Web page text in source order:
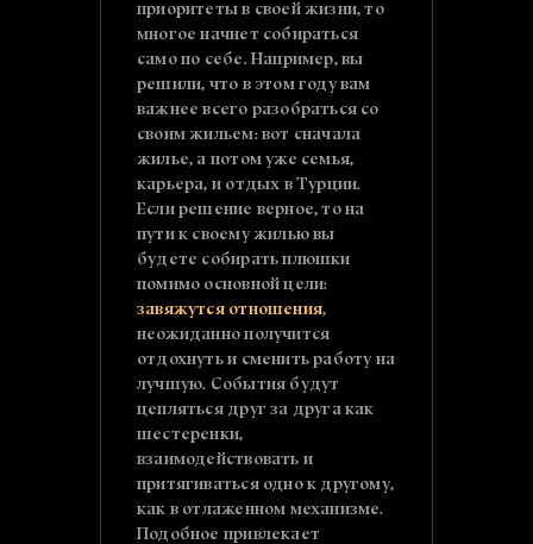
приоритеты в своей жизни, то
многое начнет собираться
само по себе. Например, вы
решили, что в этом году вам
важнее всего разобраться со
своим жильем: вот сначала
жилье, а потом уже семья,
карьера, и отдых в Турции.
Если решение верное, то на
пути к своему жилью вы
будете собирать плюшки
помимо основной цели:
завяжутся отношения,
неожиданно получится
отдохнуть и сменить работу на
лучшую. События будут
цепляться друг за друга как
шестеренки,
взаимодействовать и
притягиваться одно к другому,
как в отлаженном механизме.
Подобное привлекает